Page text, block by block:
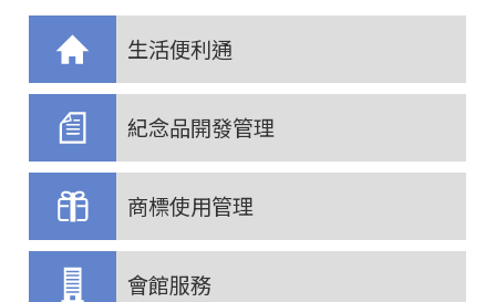
生活便利通
紀念品開發管理
商標使用管理
會館服務